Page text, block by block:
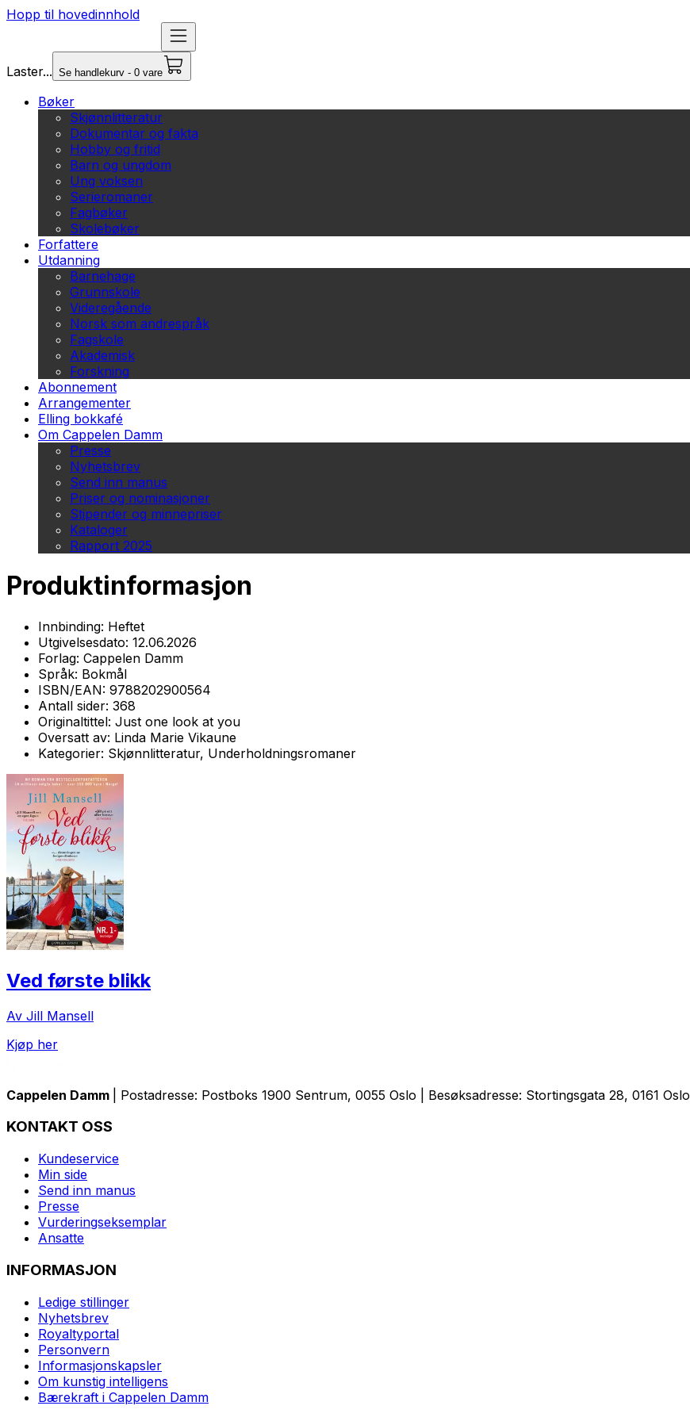
Hopp til hovedinnhold
Laster... Se handlekurv - 0 vare
Bøker
Skjønnlitteratur
Dokumentar og fakta
Hobby og fritid
Barn og ungdom
Ung voksen
Serieromaner
Fagbøker
Skolebøker
Forfattere
Utdanning
Barnehage
Grunnskole
Videregående
Norsk som andrespråk
Fagskole
Akademisk
Forskning
Abonnement
Arrangementer
Elling bokkafé
Om Cappelen Damm
Presse
Nyhetsbrev
Send inn manus
Priser og nominasjoner
Stipender og minnepriser
Kataloger
Rapport 2025
Produktinformasjon
Innbinding: Heftet
Utgivelsesdato: 12.06.2026
Forlag: Cappelen Damm
Språk: Bokmål
ISBN/EAN: 9788202900564
Antall sider: 368
Originaltittel: Just one look at you
Oversatt av: Linda Marie Vikaune
Kategorier: Skjønnlitteratur, Underholdningsromaner
Ved første blikk
Av Jill Mansell
Kjøp her
Cappelen Damm | Postadresse: Postboks 1900 Sentrum, 0055 Oslo | Besøksadresse: Stortingsgata 28, 0161 Oslo
KONTAKT OSS
Kundeservice
Min side
Send inn manus
Presse
Vurderingseksemplar
Ansatte
INFORMASJON
Ledige stillinger
Nyhetsbrev
Royaltyportal
Personvern
Informasjonskapsler
Om kunstig intelligens
Bærekraft i Cappelen Damm